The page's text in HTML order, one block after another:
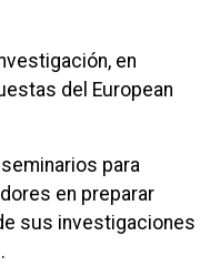
en
del European
para
en preparar
sus investigaciones